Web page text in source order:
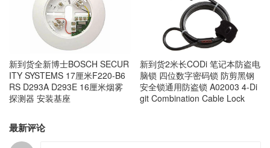
新到货全新博士BOSCH SECUR
ITY SYSTEMS 17厘米F220-B6
RS D293A D293E 16厘米烟雾
探测器 安装基座
新到货2米长CODi 笔记本防盗电
脑锁 四位数字密码锁 防剪黑钢
安全锁通用防盗锁 A02003 4-Di
git Combination Cable Lock
最新评论